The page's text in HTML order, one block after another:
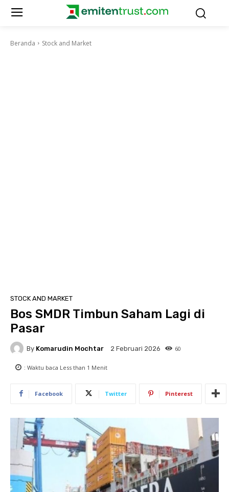
Beranda Stock and Market
STOCK AND MARKET
Bos SMDR Timbun Saham Lagi di
Pasar
By Komarudin Mochtar 2 Februari 2026 60
: Waktu baca Less than 1 Menit
Facebook Twitter Pinterest